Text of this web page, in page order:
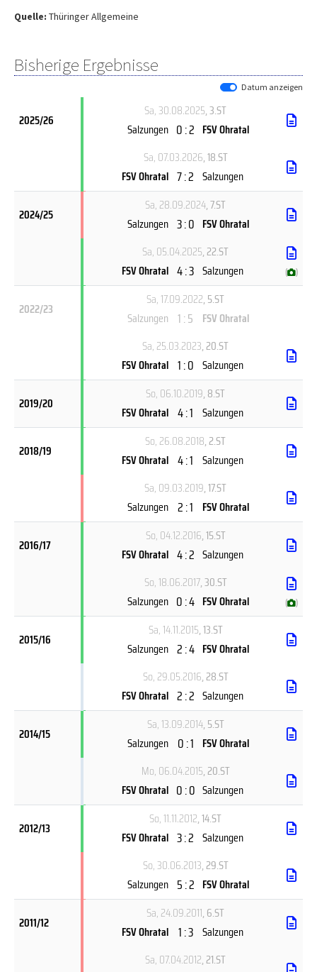
Quelle: Thüringer Allgemeine
Bisherige Ergebnisse
Datum anzeigen
2025/26
Sa, 30.08.2025, 3.ST
Salzungen 0 : 2 FSV Ohratal
Sa, 07.03.2026, 18.ST
FSV Ohratal 7 : 2 Salzungen
2024/25
Sa, 28.09.2024, 7.ST
Salzungen 3 : 0 FSV Ohratal
Sa, 05.04.2025, 22.ST
FSV Ohratal 4 : 3 Salzungen ( )
2022/23
Sa, 17.09.2022, 5.ST
Salzungen 1 : 5 FSV Ohratal
Sa, 25.03.2023, 20.ST
FSV Ohratal 1 : 0 Salzungen
2019/20
So, 06.10.2019, 8.ST
FSV Ohratal 4 : 1 Salzungen
2018/19
So, 26.08.2018, 2.ST
FSV Ohratal 4 : 1 Salzungen
Sa, 09.03.2019, 17.ST
Salzungen 2 : 1 FSV Ohratal
2016/17
So, 04.12.2016, 15.ST
FSV Ohratal 4 : 2 Salzungen
So, 18.06.2017, 30.ST
Salzungen 0 : 4 FSV Ohratal ( )
2015/16
Sa, 14.11.2015, 13.ST
Salzungen 2 : 4 FSV Ohratal
So, 29.05.2016, 28.ST
FSV Ohratal 2 : 2 Salzungen
2014/15
Sa, 13.09.2014, 5.ST
Salzungen 0 : 1 FSV Ohratal
Mo, 06.04.2015, 20.ST
FSV Ohratal 0 : 0 Salzungen
2012/13
So, 11.11.2012, 14.ST
FSV Ohratal 3 : 2 Salzungen
So, 30.06.2013, 29.ST
Salzungen 5 : 2 FSV Ohratal
2011/12
Sa, 24.09.2011, 6.ST
FSV Ohratal 1 : 3 Salzungen
Sa, 07.04.2012, 21.ST